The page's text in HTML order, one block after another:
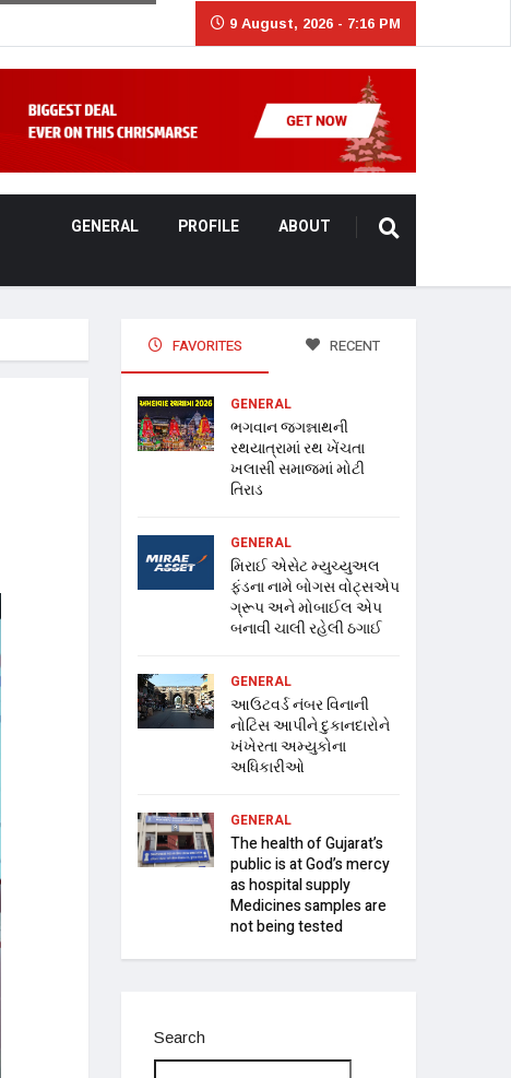
9 August, 2026 - 7:16 PM
GENERAL PROFILE ABOUT
FAVORITES RECENT
GENERAL
ભગવાન જગન્નાથની
રથયાત્રામાં રથ ખેંચતા
ખલાસી સમાજમાં મોટી
તિરાડ
GENERAL
મિરાઈ એસેટ મ્યુચ્યુઅલ
ફંડના નામે બોગસ વોટ્સએપ
ગ્રૂપ અને મોબાઈલ એપ
બનાવી ચાલી રહેલી ઠગાઈ
GENERAL
આઉટવર્ડ નંબર વિનાની
નોટિસ આપીને દુકાનદારોને
ખંખેરતા અમ્યુકોના
અધિકારીઓ
GENERAL
The health of Gujarat’s
public is at God’s mercy
as hospital supply
Medicines samples are
not being tested
Search